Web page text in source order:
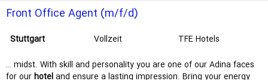
Kontaktjobs @gsh-hotels.com T: +49 89 5880 558 394 Gorgeous
Smiling Hotels …
Front Office Agent (m/f/d)
Stuttgart Vollzeit
TFE Hotels
… midst. With skill and personality you are one of our Adina faces
for ourhoteland ensure a lasting impression. Bring your energy